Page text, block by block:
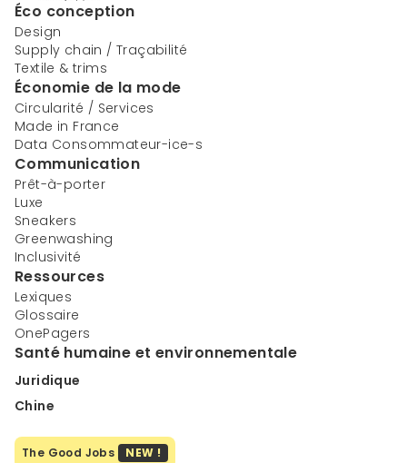
Éco conception
Design
Supply chain / Traçabilité
Textile & trims
Économie de la mode
Circularité / Services
Made in France
Data Consommateur-ice-s
Communication
Prêt-à-porter
Luxe
Sneakers
Greenwashing
Inclusivité
Ressources
Lexiques
Glossaire
OnePagers
Santé humaine et environnementale
Juridique
Chine
The Good Jobs NEW !